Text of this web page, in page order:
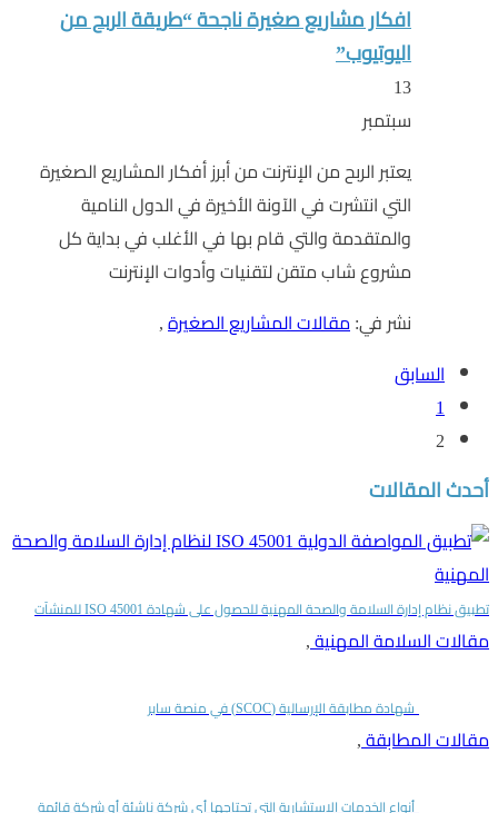
افكار مشاريع صغيرة ناجحة “طريقة الربح من
اليوتيوب”
13
سبتمبر
يعتبر الربح من الإنترنت من أبرز أفكار المشاريع الصغيرة
التي انتشرت في الآونة الأخيرة في الدول النامية
والمتقدمة والتي قام بها في الأغلب في بداية كل
مشروع شاب متقن لتقنيات وأدوات الإنترنت
نشر في:مقالات المشاريع الصغيرة,
السابق
1
2
أحدث المقالات
تطبيق نظام إدارة السلامة والصحة المهنية للحصول على شهادة ISO 45001 للمنشآت
مقالات السلامة المهنية,
شهادة مطابقة الإرسالية (SCOC) في منصة سابر
مقالات المطابقة,
أنواع الخدمات الاستشارية التي تحتاجها أي شركة ناشئة أو شركة قائمة